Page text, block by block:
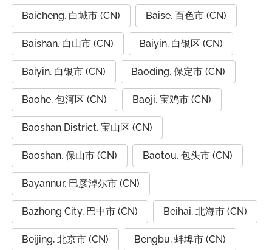
Baicheng, 白城市 (CN) Baise, 百色市 (CN)
Baishan, 白山市 (CN) Baiyin, 白银区 (CN)
Baiyin, 白银市 (CN) Baoding, 保定市 (CN)
Baohe, 包河区 (CN) Baoji, 宝鸡市 (CN)
Baoshan District, 宝山区 (CN)
Baoshan, 保山市 (CN) Baotou, 包头市 (CN)
Bayannur, 巴彦淖尔市 (CN)
Bazhong City, 巴中市 (CN) Beihai, 北海市 (CN)
Beijing, 北京市 (CN) Bengbu, 蚌埠市 (CN)